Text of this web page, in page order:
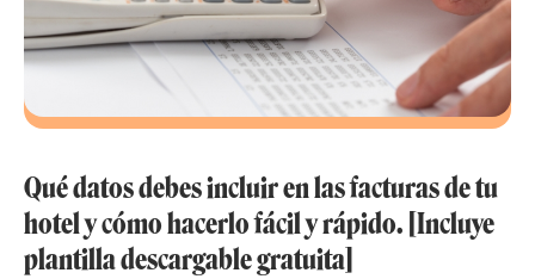
Qué datos debes incluir en las facturas de tu
hotel y cómo hacerlo fácil y rápido. [Incluye
plantilla descargable gratuita]